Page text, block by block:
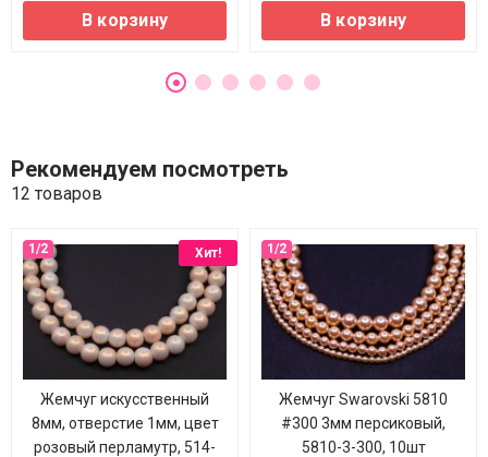
В корзину В корзину
Рекомендуем посмотреть
12 товаров
Хит!
Жемчуг искусственный
8мм, отверстие 1мм, цвет
розовый перламутр, 514-
Жемчуг Swarovski 5810
#300 3мм персиковый,
5810-3-300, 10шт